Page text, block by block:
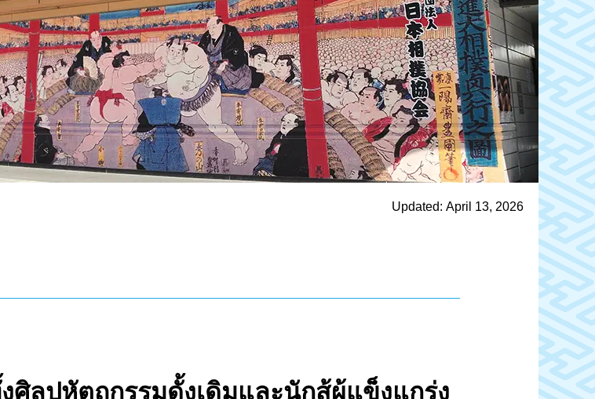
Updated: April 13, 2026
ศิลปหัตถกรรมดั้งเดิมและนักสู้ผู้แข็งแกร่ง